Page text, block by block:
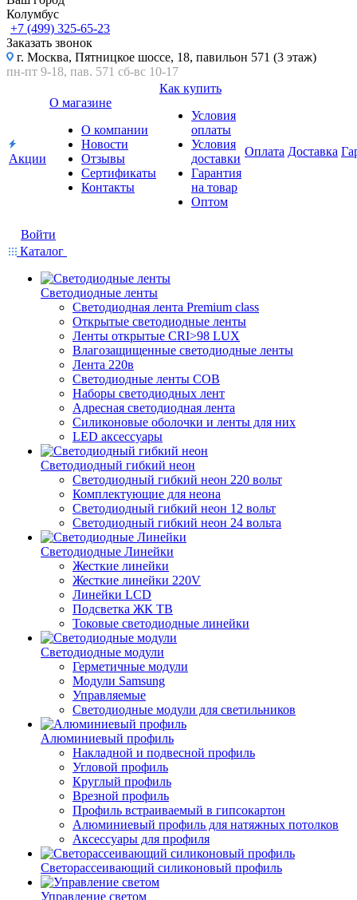
Колумбус
+7 (499) 325-65-23
Заказать звонок
г. Москва, Пятницкое шоссе, 18, павильон 571 (3 этаж)
пн-пт 9-18, пав. 571 сб-вс 10-17
Акции
О магазине
О компании
Новости
Отзывы
Сертификаты
Контакты
Как купить
Условия
оплаты
Условия
доставки
Гарантия
на товар
Оптом
Оплата Доставка
Войти
Каталог
Светодиодные ленты
Светодиодная лента Premium class
Открытые светодиодные ленты
Ленты открытые CRI>98 LUX
Влагозащищенные светодиодные ленты
Лента 220в
Светодиодные ленты COB
Наборы светодиодных лент
Адресная светодиодная лента
Силиконовые оболочки и ленты для них
LED аксессуары
Светодиодный гибкий неон
Светодиодный гибкий неон 220 вольт
Комплектующие для неона
Светодиодный гибкий неон 12 вольт
Светодиодный гибкий неон 24 вольта
Светодиодные Линейки
Жесткие линейки
Жесткие линейки 220V
Линейки LCD
Подсветка ЖК ТВ
Токовые светодиодные линейки
Светодиодные модули
Герметичные модули
Модули Samsung
Управляемые
Светодиодные модули для светильников
Алюминиевый профиль
Накладной и подвесной профиль
Угловой профиль
Круглый профиль
Врезной профиль
Профиль встраиваемый в гипсокартон
Алюминиевый профиль для натяжных потолков
Аксессуары для профиля
Светорассеивающий силиконовый профиль
Управление светом